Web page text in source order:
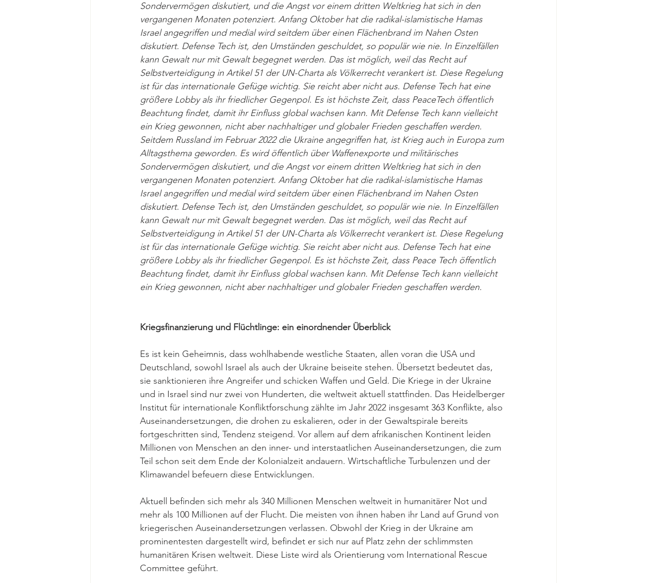
Sondervermögen diskutiert, und die Angst vor einem dritten Weltkrieg hat sich in den
vergangenen Monaten potenziert. Anfang Oktober hat die radikal-islamistische Hamas
Israel angegriffen und medial wird seitdem über einen Flächenbrand im Nahen Osten
diskutiert. Defense Tech ist, den Umständen geschuldet, so populär wie nie. In Einzelfällen
kann Gewalt nur mit Gewalt begegnet werden. Das ist möglich, weil das Recht auf
Selbstverteidigung in Artikel 51 der UN-Charta als Völkerrecht verankert ist. Diese Regelung
ist für das internationale Gefüge wichtig. Sie reicht aber nicht aus. Defense Tech hat eine
größere Lobby als ihr friedlicher Gegenpol. Es ist höchste Zeit, dass PeaceTech öffentlich
Beachtung findet, damit ihr Einfluss global wachsen kann. Mit Defense Tech kann vielleicht
ein Krieg gewonnen, nicht aber nachhaltiger und globaler Frieden geschaffen werden.
Seitdem Russland im Februar 2022 die Ukraine angegriffen hat, ist Krieg auch in Europa zum
Alltagsthema geworden. Es wird öffentlich über Waffenexporte und militärisches
Sondervermögen diskutiert, und die Angst vor einem dritten Weltkrieg hat sich in den
vergangenen Monaten potenziert. Anfang Oktober hat die radikal-islamistische Hamas
Israel angegriffen und medial wird seitdem über einen Flächenbrand im Nahen Osten
diskutiert. Defense Tech ist, den Umständen geschuldet, so populär wie nie. In Einzelfällen
kann Gewalt nur mit Gewalt begegnet werden. Das ist möglich, weil das Recht auf
Selbstverteidigung in Artikel 51 der UN-Charta als Völkerrecht verankert ist. Diese Regelung
ist für das internationale Gefüge wichtig. Sie reicht aber nicht aus. Defense Tech hat eine
größere Lobby als ihr friedlicher Gegenpol. Es ist höchste Zeit, dass Peace Tech öffentlich
Beachtung findet, damit ihr Einfluss global wachsen kann. Mit Defense Tech kann vielleicht
ein Krieg gewonnen, nicht aber nachhaltiger und globaler Frieden geschaffen werden.
Kriegsfinanzierung und Flüchtlinge: ein einordnender Überblick
Es ist kein Geheimnis, dass wohlhabende westliche Staaten, allen voran die USA und
Deutschland, sowohl Israel als auch der Ukraine beiseite stehen. Übersetzt bedeutet das,
sie sanktionieren ihre Angreifer und schicken Waffen und Geld. Die Kriege in der Ukraine
und in Israel sind nur zwei von Hunderten, die weltweit aktuell stattfinden. Das Heidelberger
Institut für internationale Konfliktforschung zählte im Jahr 2022 insgesamt 363 Konflikte, also
Auseinandersetzungen, die drohen zu eskalieren, oder in der Gewaltspirale bereits
fortgeschritten sind, Tendenz steigend. Vor allem auf dem afrikanischen Kontinent leiden
Millionen von Menschen an den inner- und interstaatlichen Auseinandersetzungen, die zum
Teil schon seit dem Ende der Kolonialzeit andauern. Wirtschaftliche Turbulenzen und der
Klimawandel befeuern diese Entwicklungen.
Aktuell befinden sich mehr als 340 Millionen Menschen weltweit in humanitärer Not und
mehr als 100 Millionen auf der Flucht. Die meisten von ihnen haben ihr Land auf Grund von
kriegerischen Auseinandersetzungen verlassen. Obwohl der Krieg in der Ukraine am
prominentesten dargestellt wird, befindet er sich nur auf Platz zehn der schlimmsten
humanitären Krisen weltweit. Diese Liste wird als Orientierung vom International Rescue
Committee geführt.